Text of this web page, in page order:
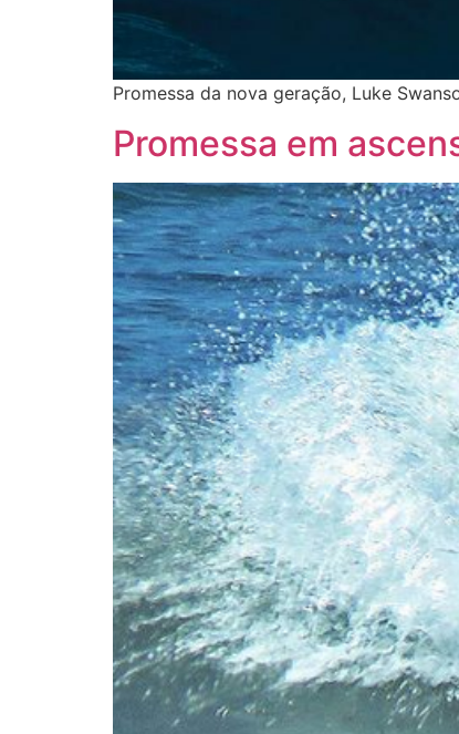
Promessa da nova geração, Luke
Promessa em